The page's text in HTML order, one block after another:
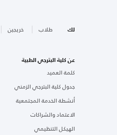
لك طلاب خريجين
عن كلية البترجي الطبية
كلمة العميد
جدول كلية البترجي الزمني
أنشطة الخدمة المجتمعية
الاعتماد والشراكات
الهيكل التنظيمي